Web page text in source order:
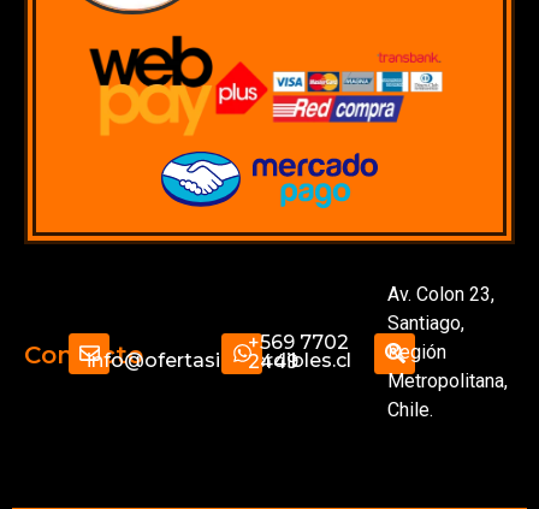
Contactoinfo@ofertasimperdibles.cl
+569 7702
2449
Av. Colon 23,
Santiago,
Región
Metropolitana,
Chile.